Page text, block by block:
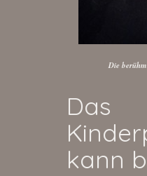
Die
Das
kann